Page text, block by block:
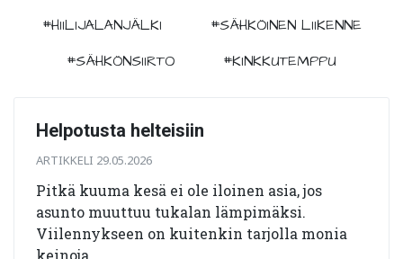
#HIILIJALANJÄLKI
#SÄHKÖINEN LIIKENNE
#SÄHKÖNSIIRTO
#KINKKUTEMPPU
Helpotusta helteisiin
ARTIKKELI 29.05.2026
Pitkä kuuma kesä ei ole iloinen asia, jos
asunto muuttuu tukalan lämpimäksi.
Viilennykseen on kuitenkin tarjolla monia
keinoja.